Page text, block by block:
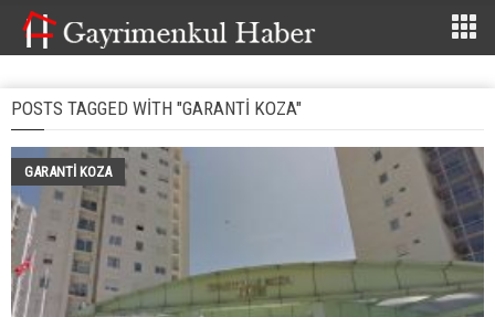
POSTS TAGGED WITH "GARANTI KOZA"
GARANTI KOZA